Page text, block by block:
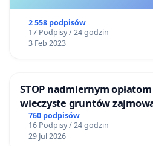
2 558 podpisów
17 Podpisy / 24 godzin
3 Feb 2023
STOP nadmiernym
wieczyste gruntów
ogrody działkowe.
760 podpisów
16 Podpisy / 24 godzin
29 Jul 2026